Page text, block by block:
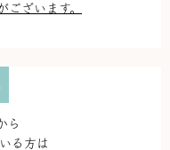
ございます。
ら
る方は